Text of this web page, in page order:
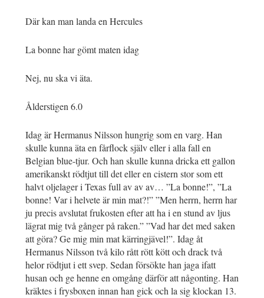
Där kan man landa en Hercules
La bonne har gömt maten idag
Nej, nu ska vi äta.
Ålderstigen 6.0
Idag är Hermanus Nilsson hungrig som en varg. Han
skulle kunna äta en fårflock själv eller i alla fall en
Belgian blue-tjur. Och han skulle kunna dricka ett gallon
amerikanskt rödtjut till det eller en cistern stor som ett
halvt oljelager i Texas full av av av… ”La bonne!”, ”La
bonne! Var i helvete är min mat?!” ”Men herrn, herrn har
ju precis avslutat frukosten efter att ha i en stund av ljus
lägrat mig två gånger på raken.” ”Vad har det med saken
att göra? Ge mig min mat kärringjävel!”. Idag åt
Hermanus Nilsson två kilo rått rött kött och drack två
helor rödtjut i ett svep. Sedan försökte han jaga ifatt
husan och ge henne en omgång därför att någonting. Han
kräktes i frysboxen innan han gick och la sig klockan 13.